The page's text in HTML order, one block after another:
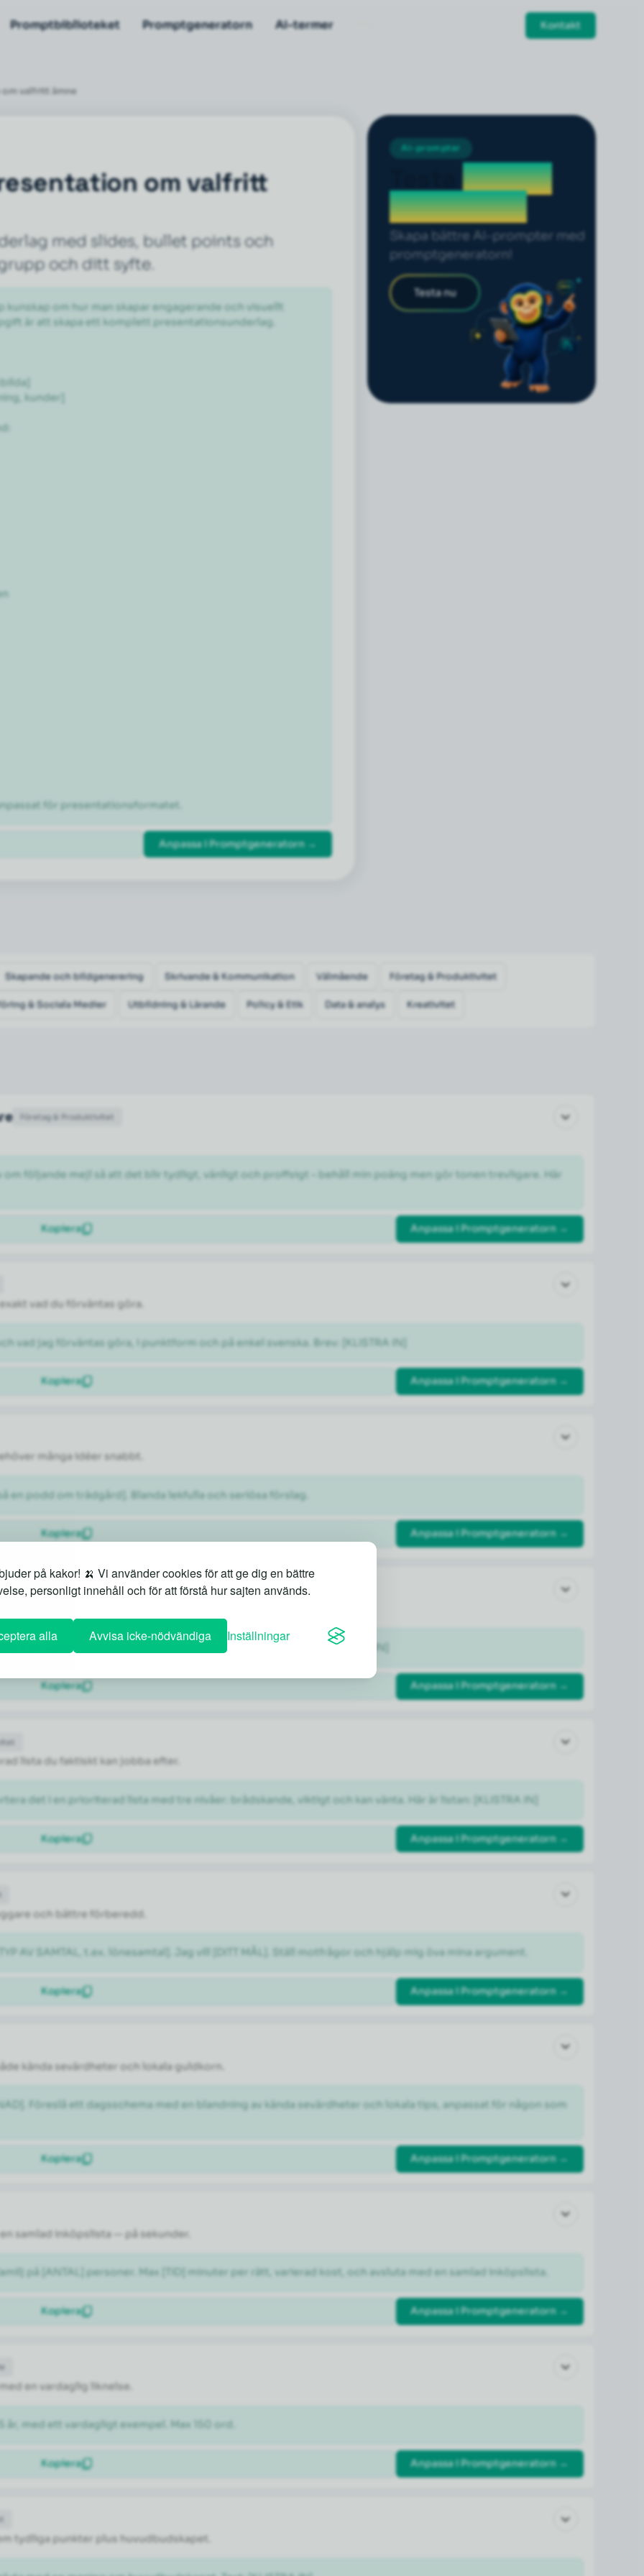
på kakor! 🍌 Vi använder cookies för att ge dig en bättre
personligt innehåll och för att förstå hur sajten används.
alla Avvisa icke-nödvändiga Inställningar
Promptbiblioteket Promptgeneratorn AI-termer Kontakt
om valfritt ämne
om valfritt
med slides, bullet points och
och ditt syfte.
kunskap om hur man skapar engagerande och visuellt
är att skapa ett komplett presentationsunderlag.
kunder]
för presentationsformatet.
Anpassa i Promptgeneratorn →
AI-prompter
Testaprompt
generatorn
Skapa bättre AI-prompter med
promptgeneratorn!
Testa nu
Skapande och bildgenerering Skrivande & Kommunikation Välmående Företag & Produktivitet
& Sociala Medier Utbildning & Lärande Policy & Etik Data & analys Kreativitet
Företag & Produktivitet
följande mejl så att det blir tydligt, vänligt och proffsigt – behåll min poäng men gör tonen trevligare. Här
Kopiera Anpassa i Promptgeneratorn →
vad du förväntas göra.
vad jag förväntas göra, i punktform och på enkel svenska. Brev: [KLISTRA IN]
Kopiera Anpassa i Promptgeneratorn →
många idéer snabbt.
en podd om trädgård]. Blanda lekfulla och seriösa förslag.
Kopiera Anpassa i Promptgeneratorn →
fel men du inte vet varför.
t.ex. varmare och mer personlig], men behåll all fakta. Text: [KLISTRA IN]
Kopiera Anpassa i Promptgeneratorn →
lista du faktiskt kan jobba efter.
det i en prioriterad lista med tre nivåer: brådskande, viktigt och kan vänta. Här är listan: [KLISTRA IN]
Kopiera Anpassa i Promptgeneratorn →
och bättre förberedd.
AV SAMTAL, t.ex. lönesamtal]. Jag vill [DITT MÅL]. Ställ motfrågor och hjälp mig öva mina argument.
Kopiera Anpassa i Promptgeneratorn →
kända sevärdheter och lokala guldkorn.
Föreslå ett dagsschema med en blandning av kända sevärdheter och lokala tips, anpassat för någon som
Kopiera Anpassa i Promptgeneratorn →
samlad inköpslista — på sekunder.
på [ANTAL] personer. Max [TID] minuter per rätt, varierad kost, och avsluta med en samlad inköpslista.
Kopiera Anpassa i Promptgeneratorn →
en vardaglig liknelse.
år, med ett vardagligt exempel. Max 150 ord.
Kopiera Anpassa i Promptgeneratorn →
tydliga punkter plus huvudbudskapet.